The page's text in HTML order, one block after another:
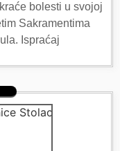
bolesti u svojoj
Sakramentima
Ispraćaj